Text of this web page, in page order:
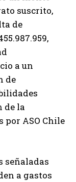
suscrito,
de
a un
de
de la
por ASO Chile
señaladas
a gastos